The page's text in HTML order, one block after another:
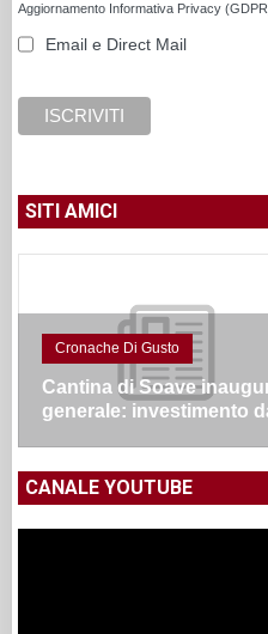
Aggiornamento Informativa Privacy
Email e Direct Mail
SITI AMICI
Cronache Di Gusto
Cantina di Soave
generale: investimento
CANALE YOUTUBE